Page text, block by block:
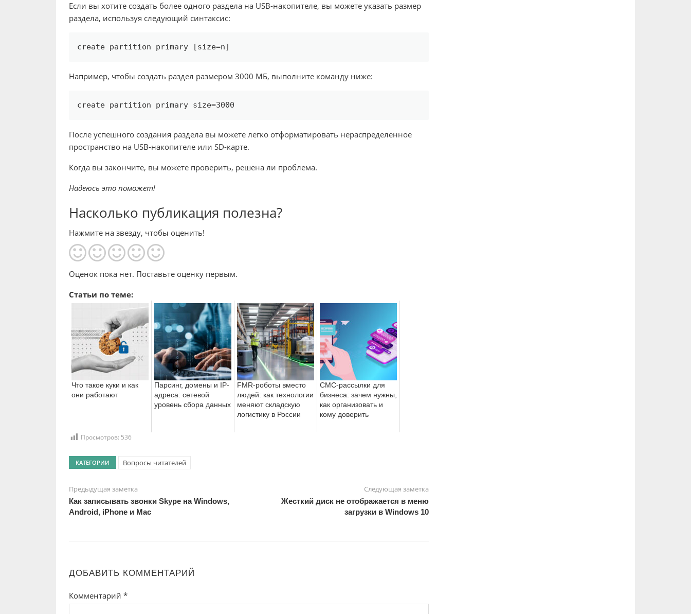
Если вы хотите создать более одного раздела на USB-накопителе, вы можете указать размер
раздела, используя следующий синтаксис:
create partition primary [size=n]
Например, чтобы создать раздел размером 3000 МБ, выполните команду ниже:
create partition primary size=3000
После успешного создания раздела вы можете легко отформатировать нераспределенное
пространство на USB-накопителе или SD-карте.
Когда вы закончите, вы можете проверить, решена ли проблема.
Надеюсь это поможет!
Насколько публикация полезна?
Нажмите на звезду, чтобы оценить!
Оценок пока нет. Поставьте оценку первым.
Статьи по теме:
Что такое куки и как
они работают
Парсинг, домены и IP-
адреса: сетевой
уровень сбора данных
FMR-роботы вместо
людей: как технологии
меняют складскую
логистику в России
СМС-рассылки для
бизнеса: зачем нужны,
как организовать и
кому доверить
Просмотров: 536
КАТЕГОРИИ Вопросы читателей
Предыдущая заметка
Как записывать звонки Skype на Windows,
Android, iPhone и Mac
Следующая заметка
Жесткий диск не отображается в меню
загрузки в Windows 10
ДОБАВИТЬ КОММЕНТАРИЙ
Комментарий *